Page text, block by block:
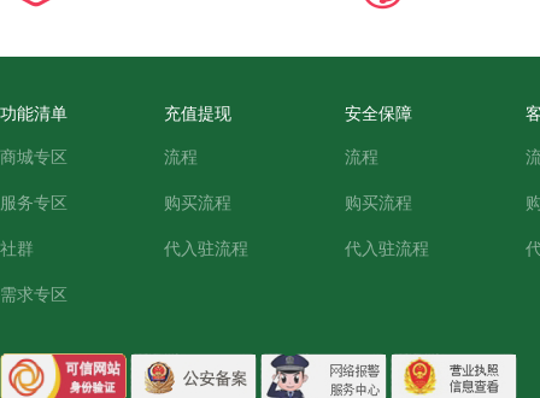
功能清单
商城专区
服务专区
社群
需求专区
充值提现
流程
购买流程
代入驻流程
安全保障
流程
购买流程
代入驻流程